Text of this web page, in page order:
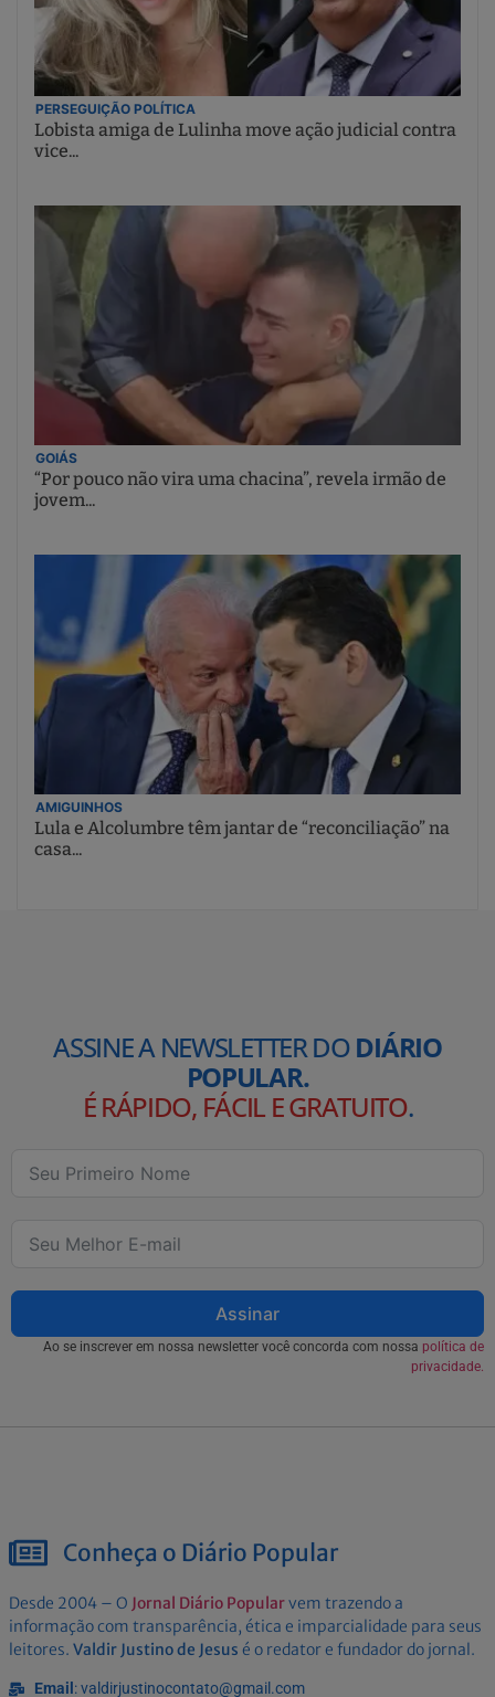
PERSEGUIÇÃO POLÍTICA
Lobista amiga de Lulinha move ação judicial contra
vice...
GOIÁS
“Por pouco não vira uma chacina”, revela irmão de
jovem...
AMIGUINHOS
Lula e Alcolumbre têm jantar de “reconciliação” na
casa...
ASSINE A NEWSLETTER DODIÁRIO
POPULAR.
É RÁPIDO, FÁCIL E GRATUITO.
Assinar
Ao se inscrever em nossa newsletter você concorda com nossa política de
privacidade.
Conheça o Diário Popular
Desde 2004 – O Jornal Diário Popularvem trazendo a
informação com transparência, ética e imparcialidade para seus
leitores. Valdir Justino de Jesus é o redator e fundador do jornal.
Email : valdirjustinocontato@gmail.com